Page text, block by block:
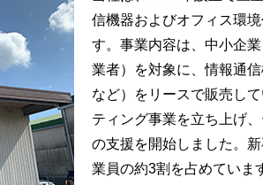
信機器およびオフィス環
す。事業内容は、中小企
業者）を対象に、情報通
など）をリースで販売し
ティング事業を立ち上げ
の支援を開始しました。
業員の約3割を占めていま